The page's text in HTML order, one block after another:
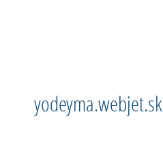
yodeyma.webjet.sk